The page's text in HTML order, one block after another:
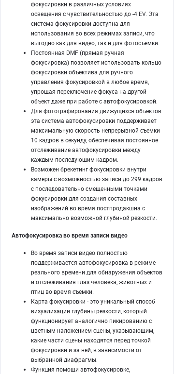
фокусировки в различных условиях
освещения с чувствительностью до -4 EV. Эта
система фокусировки доступна для
использования во всех режимах записи, что
выгодно как для видео, так и для фотосъемки.
Постоянная DMF (прямая ручная
фокусировка) позволяет использовать кольцо
фокусировки объектива для ручного
управления фокусировкой в любое время,
упрощая переключение фокуса на другой
объект даже при работе с автофокусировкой.
Для фотографирования движущихся объектов
эта система автофокусировки поддерживает
максимальную скорость непрерывной съемки
10 кадров в секунду, обеспечивая постоянное
отслеживание автофокусировки между
каждым последующим кадром.
Возможен брекетинг фокусировки внутри
камеры с возможностью записи до 299 кадров
с последовательно смещенными точками
фокусировки для создания составных
изображений во время постпродакшна с
максимально возможной глубиной резкости.
Автофокусировка во время записи видео
Во время записи видео полностью
поддерживается автофокусировка в режиме
реального времени для обнаружения объектов
и отслеживания глаз человека, животных и
птиц во время съемки.
Карта фокусировки - это уникальный способ
визуализации глубины резкости, который
функционирует аналогично пикированию с
цветным наложением сцены, указывающим,
какие части сцены находятся перед точкой
фокусировки и за ней, в зависимости от
выбранной диафрагмы.
Функция помощи автофокусировке,